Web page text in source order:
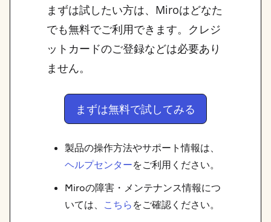
まずは試したい方は、Miroはどなた
でも無料でご利用できます。クレジ
ットカードのご登録などは必要あり
ません。
まずは無料で試してみる
製品の操作方法やサポート情報は、
ヘルプセンターをご利用ください。
Miroの障害・メンテナンス情報につ
いては、 こちら をご確認ください。